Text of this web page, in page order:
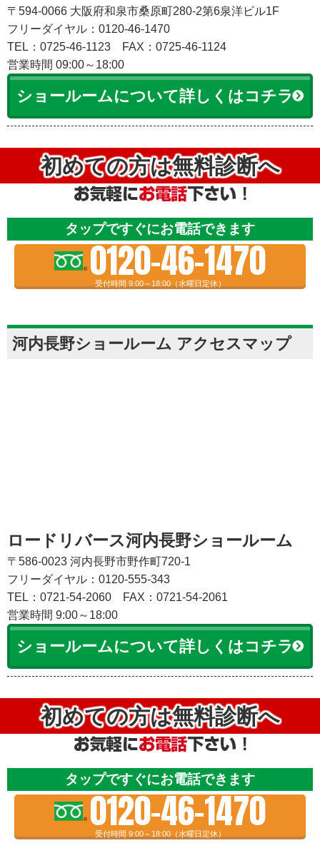
〒594-0066 大阪府和泉市桑原町280-2第6泉洋ビル1F
フリーダイヤル：0120-46-1470
TEL：0725-46-1123
FAX：0725-46-1124
営業時間 09:00～18:00
ショールームについて詳しくはコチラ
初めての方は無料診断へ
タップですぐにお電話できます
0120-46-1470
受付時間 9:00～18:00（水曜日定休）
河内長野ショールーム アクセスマップ
ロードリバース河内長野ショールーム
〒586-0023 河内長野市野作町720-1
フリーダイヤル：0120-555-343
TEL：0721-54-2060
FAX：0721-54-2061
営業時間 9:00～18:00
ショールームについて詳しくはコチラ
初めての方は無料診断へ
タップですぐにお電話できます
0120-46-1470
受付時間 9:00～18:00（水曜日定休）